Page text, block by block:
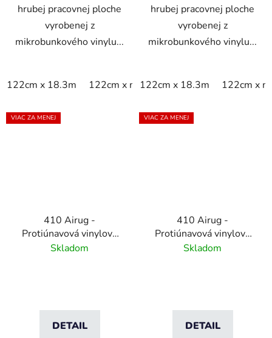
hrubej pracovnej ploche
vyrobenej z
mikrobunkového vinylu...
122cm x 18.3m 122cm x m 60cm x 18.3m 60cm x
hrubej pracovnej ploche
vyrobenej z
mikrobunkového vinylu...
122cm x 18.3m 122cm x m
VIAC ZA MENEJ
410 Airug -
Protiúnavová vinylová
rohož s rebrovým
Skladom
DETAIL
VIAC ZA MENEJ
410 Airug -
Protiúnavová vinylová
rohož s rebrovým
Skladom
DETAIL